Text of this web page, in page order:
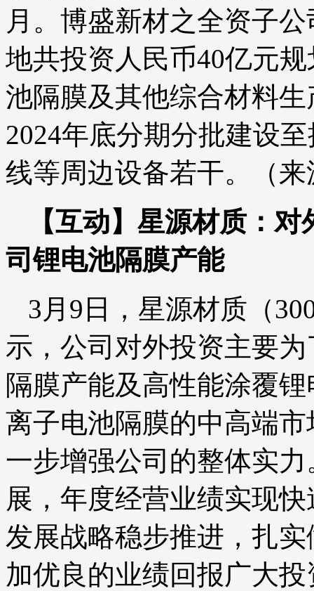
月。博盛新材之全资子
地共投资人民币40亿元
池隔膜及其他综合材料
2024年底分期分批建设
线等周边设备若干。（
【互动】星源材质：
司锂电池隔膜产能
3月9日，星源材质（
示，公司对外投资主要
隔膜产能及高性能涂覆
离子电池隔膜的中高端
一步增强公司的整体实
展，年度经营业绩实现
发展战略稳步推进，扎
加优良的业绩回报广大